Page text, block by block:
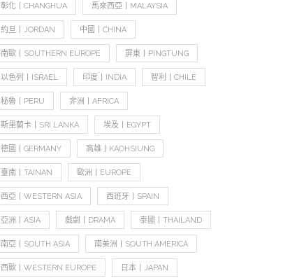
彰化丨CHANGHUA 馬來西亞丨MALAYSIA
約旦丨JORDAN 中國丨CHINA
南歐丨SOUTHERN EUROPE 屏東丨PINGTUNG
以色列丨ISRAEL 印度丨INDIA 智利丨CHILE
秘魯丨PERU 非洲丨AFRICA
斯里蘭卡丨SRI LANKA 埃及丨EGYPT
德國丨GERMANY 高雄丨KAOHSIUNG
臺南丨TAINAN 歐洲丨EUROPE
西亞丨WESTERN ASIA 西班牙丨SPAIN
亞洲丨ASIA 戲劇丨DRAMA 泰國丨THAILAND
南亞丨SOUTH ASIA 南美洲丨SOUTH AMERICA
西歐丨WESTERN EUROPE 日本丨JAPAN